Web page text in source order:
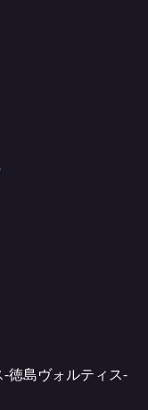
徳島ヴォルティス-